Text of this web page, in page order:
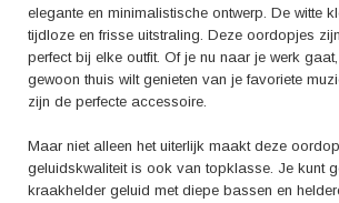
Kortom, met de HAPPY PLUGS Ear Piece II Wit
van stijl, comfort en uitstekende geluidskwaliteit.
gecombineerd met het elegante ontwerp maakt
perfecte keuze voor iedereen die onderweg van
Bestel vandaag nog je eigen HAPPY PLUGS Ear
elegante en minimalistische ontwerp. De witte
tijdloze en frisse uitstraling. Deze oordopjes
perfect bij elke outfit. Of je nu naar je werk
gewoon thuis wilt genieten van je favoriete
zijn de perfecte accessoire.
Maar niet alleen het uiterlijk maakt deze
geluidskwaliteit is ook van topklasse. Je kunt
kraakhelder geluid met diepe bassen en